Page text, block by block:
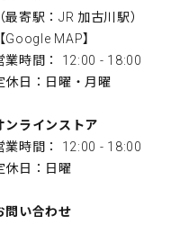
（最寄駅：JR 加古川駅）
【Google MAP】
業時間： 12:00 - 18:00
休日：日曜・月曜
ンラインストア
業時間： 12:00 - 18:00
休日：日曜
問い合わせ